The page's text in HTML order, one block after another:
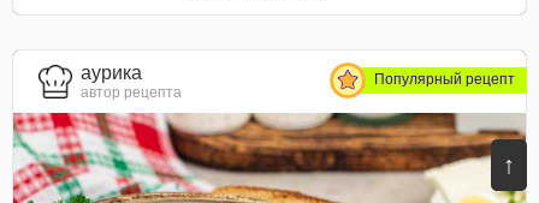
↑
aурика
автор рецепта
Популярный рецепт